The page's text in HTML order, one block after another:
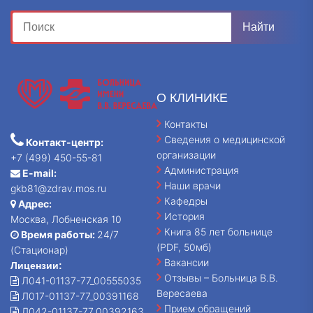
Контакт-центр:
+7 (499) 450-55-81
E-mail:
gkb81@zdrav.mos.ru
Адрес:
Москва, Лобненская 10
Время работы: 24/7
(Стационар)
Лицензии:
Л041-01137-77_00555035
Л017-01137-77_00391168
О КЛИНИКЕ
Контакты
Сведения о медицинской
организации
Администрация
Наши врачи
Кафедры
История
Книга 85 лет больнице
(PDF, 50мб)
Вакансии
Отзывы – Больница В.В.
Вересаева
Прием обращений